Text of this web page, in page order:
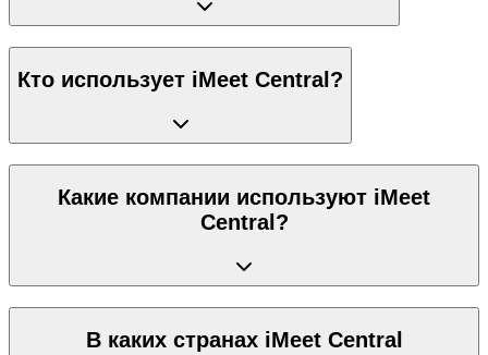
Кто использует iMeet Central?
Какие компании используют iMeet
Central?
В каких странах iMeet Central